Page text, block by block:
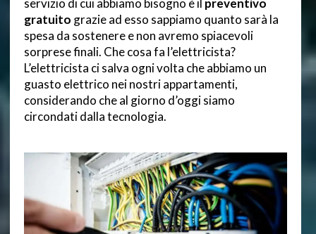
gratuito grazie ad esso sappiamo quanto sarà la
spesa da sostenere e non avremo spiacevoli
sorprese finali. Che cosa fa l’elettricista?
L’elettricista ci salva ogni volta che abbiamo un
guasto elettrico nei nostri appartamenti,
considerando che al giorno d’oggi siamo
circondati dalla tecnologia.